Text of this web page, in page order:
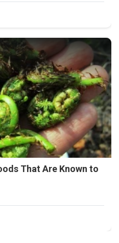
That Are Known to